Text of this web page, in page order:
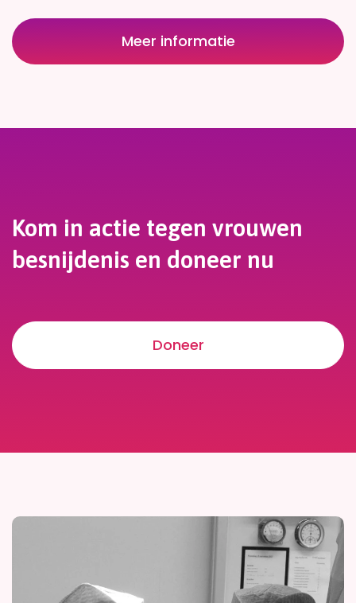
Meer informatie
Kom in actie tegen vrouwen
besnijdenis en doneer nu
Doneer